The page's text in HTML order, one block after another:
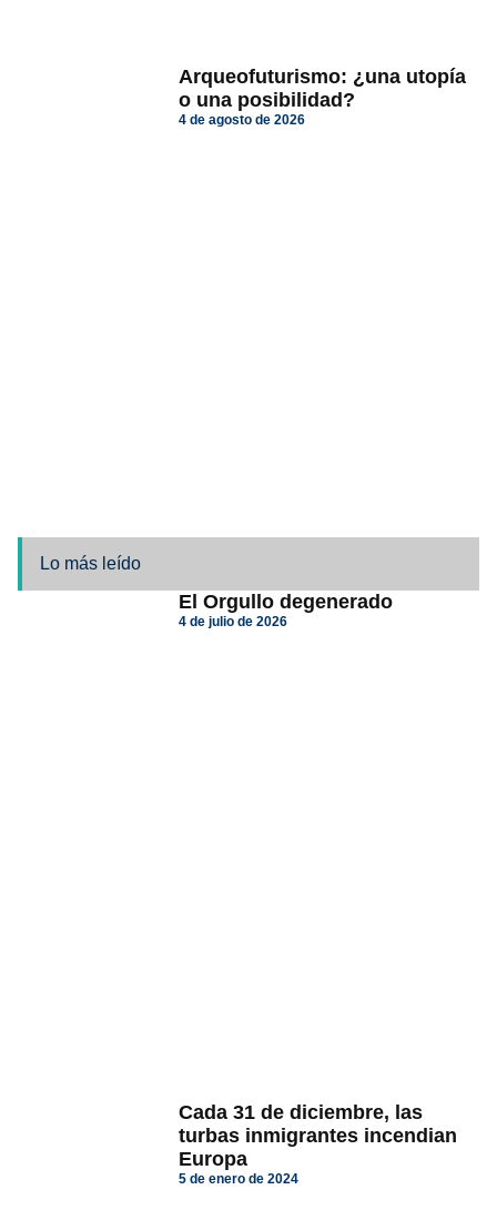
Arqueofuturismo: ¿una utopía
o una posibilidad?
4 de agosto de 2026
Lo más leído
El Orgullo degenerado
4 de julio de 2026
Cada 31 de diciembre, las
turbas inmigrantes incendian
Europa
5 de enero de 2024